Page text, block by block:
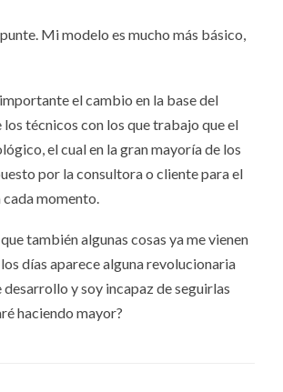
Mi modelo es mucho más básico,
el cambio en la base del
los técnicos con los que trabajo que el
el cual en la gran mayoría de los
por la consultora o cliente para el
momento.
también algunas cosas ya me vienen
días aparece alguna revolucionaria
y soy incapaz de seguirlas
haciendo mayor?